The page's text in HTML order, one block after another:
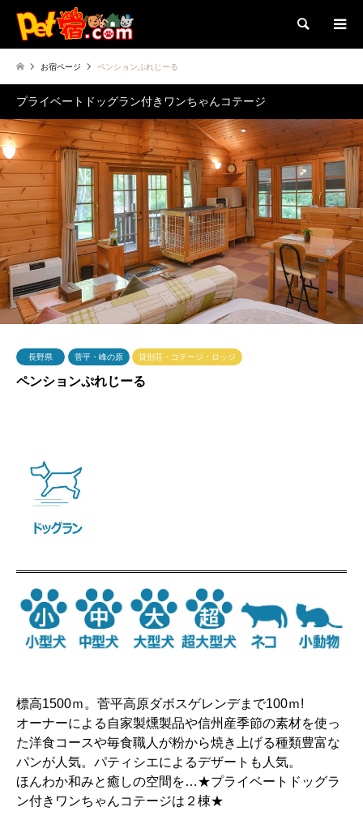
検索
お宿ページ ペンションぷれじーる
プライベートドッグラン付きワンちゃんコテージ
長野県 菅平・峰の原 貸別荘・コテージ・ロッジ
ペンションぷれじーる
標高1500ｍ。菅平高原ダボスゲレンデまで100ｍ!
オーナーによる自家製燻製品や信州産季節の素材を使っ
た洋食コースや毎食職人が粉から焼き上げる種類豊富な
パンが人気。パティシエによるデザートも人気。
ほんわか和みと癒しの空間を…★プライベートドッグラ
ン付きワンちゃんコテージは２棟★